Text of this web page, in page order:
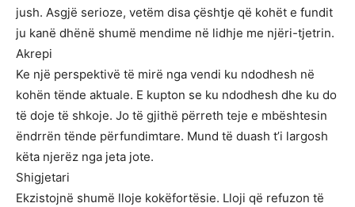
jush. Asgjë serioze, vetëm disa çështje që kohët e fundit
ju kanë dhënë shumë mendime në lidhje me njëri-tjetrin.
Akrepi
Ke një perspektivë të mirë nga vendi ku ndodhesh në
kohën tënde aktuale. E kupton se ku ndodhesh dhe ku do
të doje të shkoje. Jo të gjithë përreth teje e mbështesin
ëndrrën tënde përfundimtare. Mund të duash t’i largosh
këta njerëz nga jeta jote.
Shigjetari
Ekzistojnë shumë lloje kokëfortësie. Lloji që refuzon të